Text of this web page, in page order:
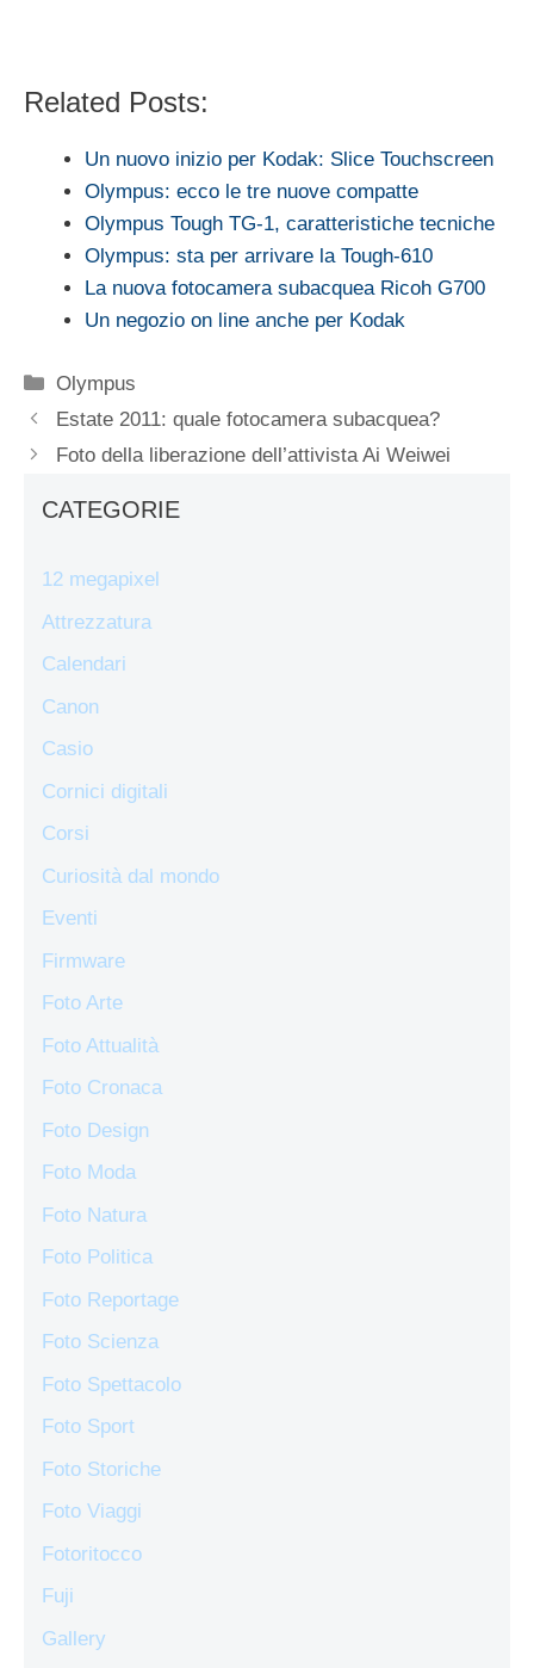
Related Posts:
Un nuovo inizio per Kodak: Slice Touchscreen
Olympus: ecco le tre nuove compatte
Olympus Tough TG-1, caratteristiche tecniche
Olympus: sta per arrivare la Tough-610
La nuova fotocamera subacquea Ricoh G700
Un negozio on line anche per Kodak
Categorie
Olympus
Estate 2011: quale fotocamera subacquea?
Foto della liberazione dell’attivista Ai Weiwei
CATEGORIE
12 megapixel
Attrezzatura
Calendari
Canon
Casio
Cornici digitali
Corsi
Curiosità dal mondo
Eventi
Firmware
Foto Arte
Foto Attualità
Foto Cronaca
Foto Design
Foto Moda
Foto Natura
Foto Politica
Foto Reportage
Foto Scienza
Foto Spettacolo
Foto Sport
Foto Storiche
Foto Viaggi
Fotoritocco
Fuji
Gallery